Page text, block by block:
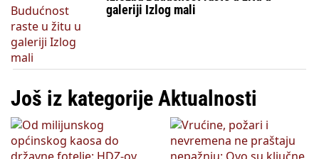
galeriji Izlog mali
Još iz kategorije Aktualnosti